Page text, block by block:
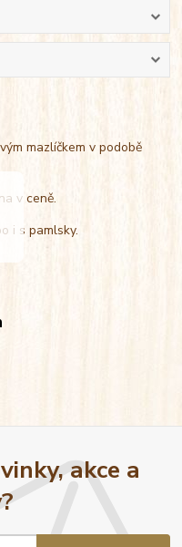
mazlíčkem v podobě
v ceně.
i s pamlsky.
akce a